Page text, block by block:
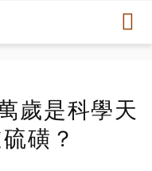
歲是科學天
磺？